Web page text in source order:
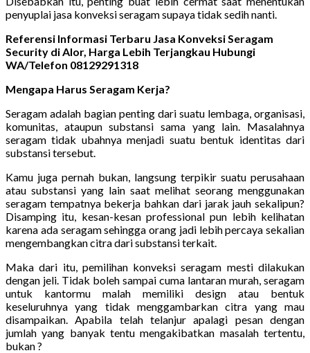
penyuplai jasa konveksi seragam supaya tidak sedih nanti.
Referensi Informasi Terbaru Jasa Konveksi Seragam
Security di Alor, Harga Lebih Terjangkau Hubungi
WA/Telefon 08129291318
Mengapa Harus Seragam Kerja?
Seragam adalah bagian penting dari suatu lembaga, organisasi,
komunitas, ataupun substansi sama yang lain. Masalahnya
seragam tidak ubahnya menjadi suatu bentuk identitas dari
substansi tersebut.
Kamu juga pernah bukan, langsung terpikir suatu perusahaan
atau substansi yang lain saat melihat seorang menggunakan
seragam tempatnya bekerja bahkan dari jarak jauh sekalipun?
Disamping itu, kesan-kesan professional pun lebih kelihatan
karena ada seragam sehingga orang jadi lebih percaya sekalian
mengembangkan citra dari substansi terkait.
Maka dari itu, pemilihan konveksi seragam mesti dilakukan
dengan jeli. Tidak boleh sampai cuma lantaran murah, seragam
untuk kantormu malah memiliki design atau bentuk
keseluruhnya yang tidak menggambarkan citra yang mau
disampaikan. Apabila telah telanjur apalagi pesan dengan
jumlah yang banyak tentu mengakibatkan masalah tertentu,
bukan ?